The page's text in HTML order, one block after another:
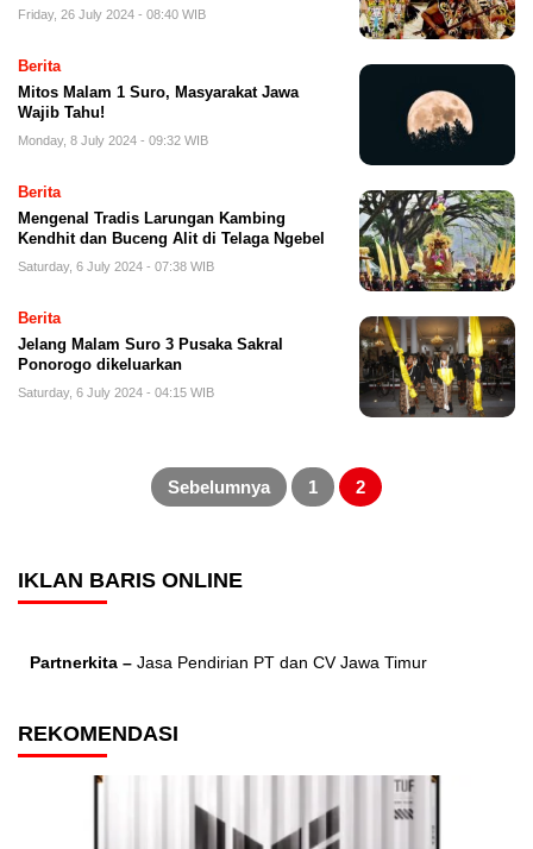
Friday, 26 July 2024 - 08:40 WIB
Berita
Mitos Malam 1 Suro, Masyarakat Jawa
Wajib Tahu!
Monday, 8 July 2024 - 09:32 WIB
Berita
Mengenal Tradis Larungan Kambing
Kendhit dan Buceng Alit di Telaga Ngebel
Saturday, 6 July 2024 - 07:38 WIB
Berita
Jelang Malam Suro 3 Pusaka Sakral
Ponorogo dikeluarkan
Saturday, 6 July 2024 - 04:15 WIB
paginationSebelumnya 1 2
IKLAN BARIS ONLINE
Partnerkita – Jasa Pendirian PT dan CV Jawa Timur
REKOMENDASI